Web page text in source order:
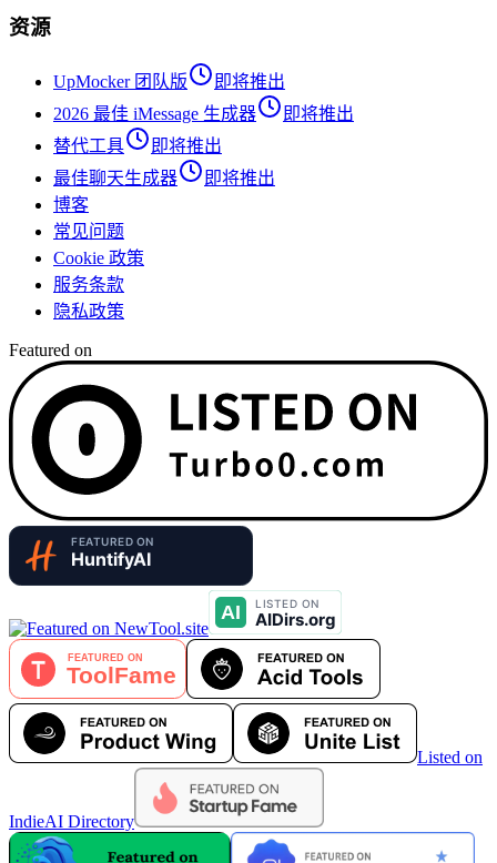
资源
UpMocker 团队版
即将推出
2026 最佳 iMessage 生成器
即将推出
替代工具
即将推出
最佳聊天生成器
即将推出
博客
常见问题
Cookie 政策
服务条款
隐私政策
Featured on
Listed on
IndieAI Directory